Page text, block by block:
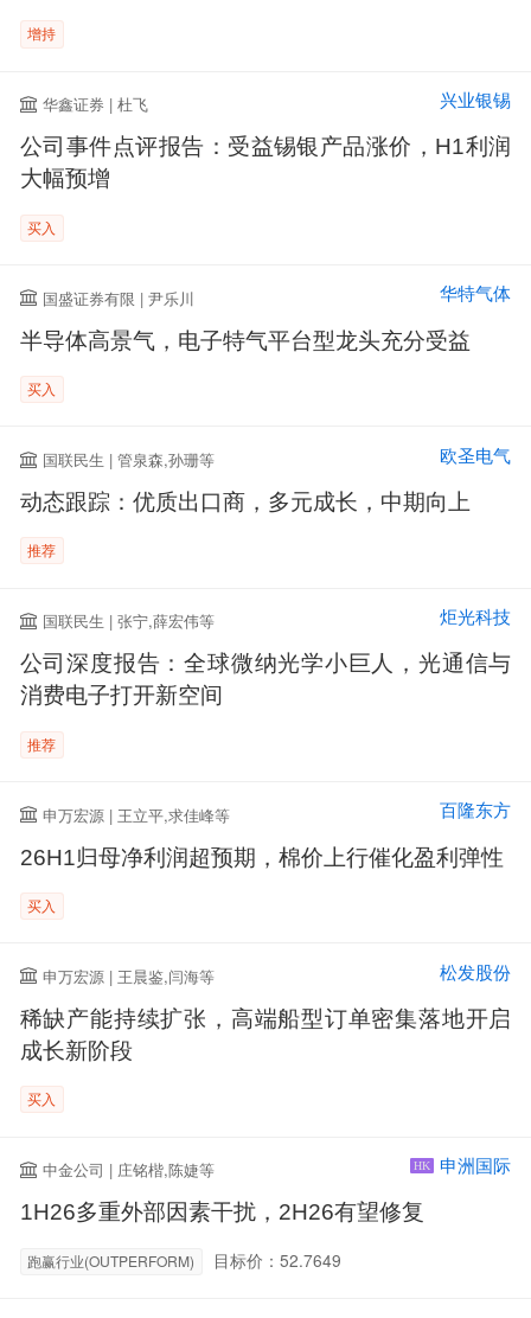
增持
华鑫证券 | 杜飞 兴业银锡
公司事件点评报告：受益锡银产品涨价，H1利润
大幅预增
买入
国盛证券有限 | 尹乐川 华特气体
半导体高景气，电子特气平台型龙头充分受益
买入
国联民生 | 管泉森,孙珊等 欧圣电气
动态跟踪：优质出口商，多元成长，中期向上
推荐
国联民生 | 张宁,薛宏伟等 炬光科技
公司深度报告：全球微纳光学小巨人，光通信与
消费电子打开新空间
推荐
申万宏源 | 王立平,求佳峰等 百隆东方
26H1归母净利润超预期，棉价上行催化盈利弹性
买入
申万宏源 | 王晨鉴,闫海等 松发股份
稀缺产能持续扩张，高端船型订单密集落地开启
成长新阶段
买入
中金公司 | 庄铭楷,陈婕等 HK 申洲国际
1H26多重外部因素干扰，2H26有望修复
跑赢行业(OUTPERFORM) 目标价：52.7649